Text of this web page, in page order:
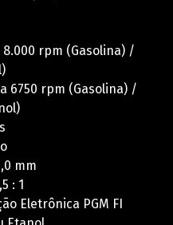
8.000 rpm (Gasolina) /
6750 rpm (Gasolina) /
mm
: 1
Eletrônica PGM FI